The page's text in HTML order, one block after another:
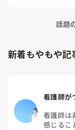
話題
新着もやもや記
看護師が
看護師は
感じるこ